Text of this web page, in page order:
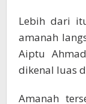
Lebih dari
amanah
Aiptu
dikenal luas
Amanah